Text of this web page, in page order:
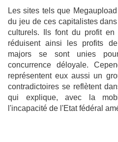
Les sites tels que
du jeu de ces capitalistes
culturels. Ils font du profit en
réduisent ainsi les profits
majors se sont unies
concurrence déloyale.
représentent eux aussi un
contradictoires se reflètent
qui explique, avec la
l'incapacité de l'Etat fédéral